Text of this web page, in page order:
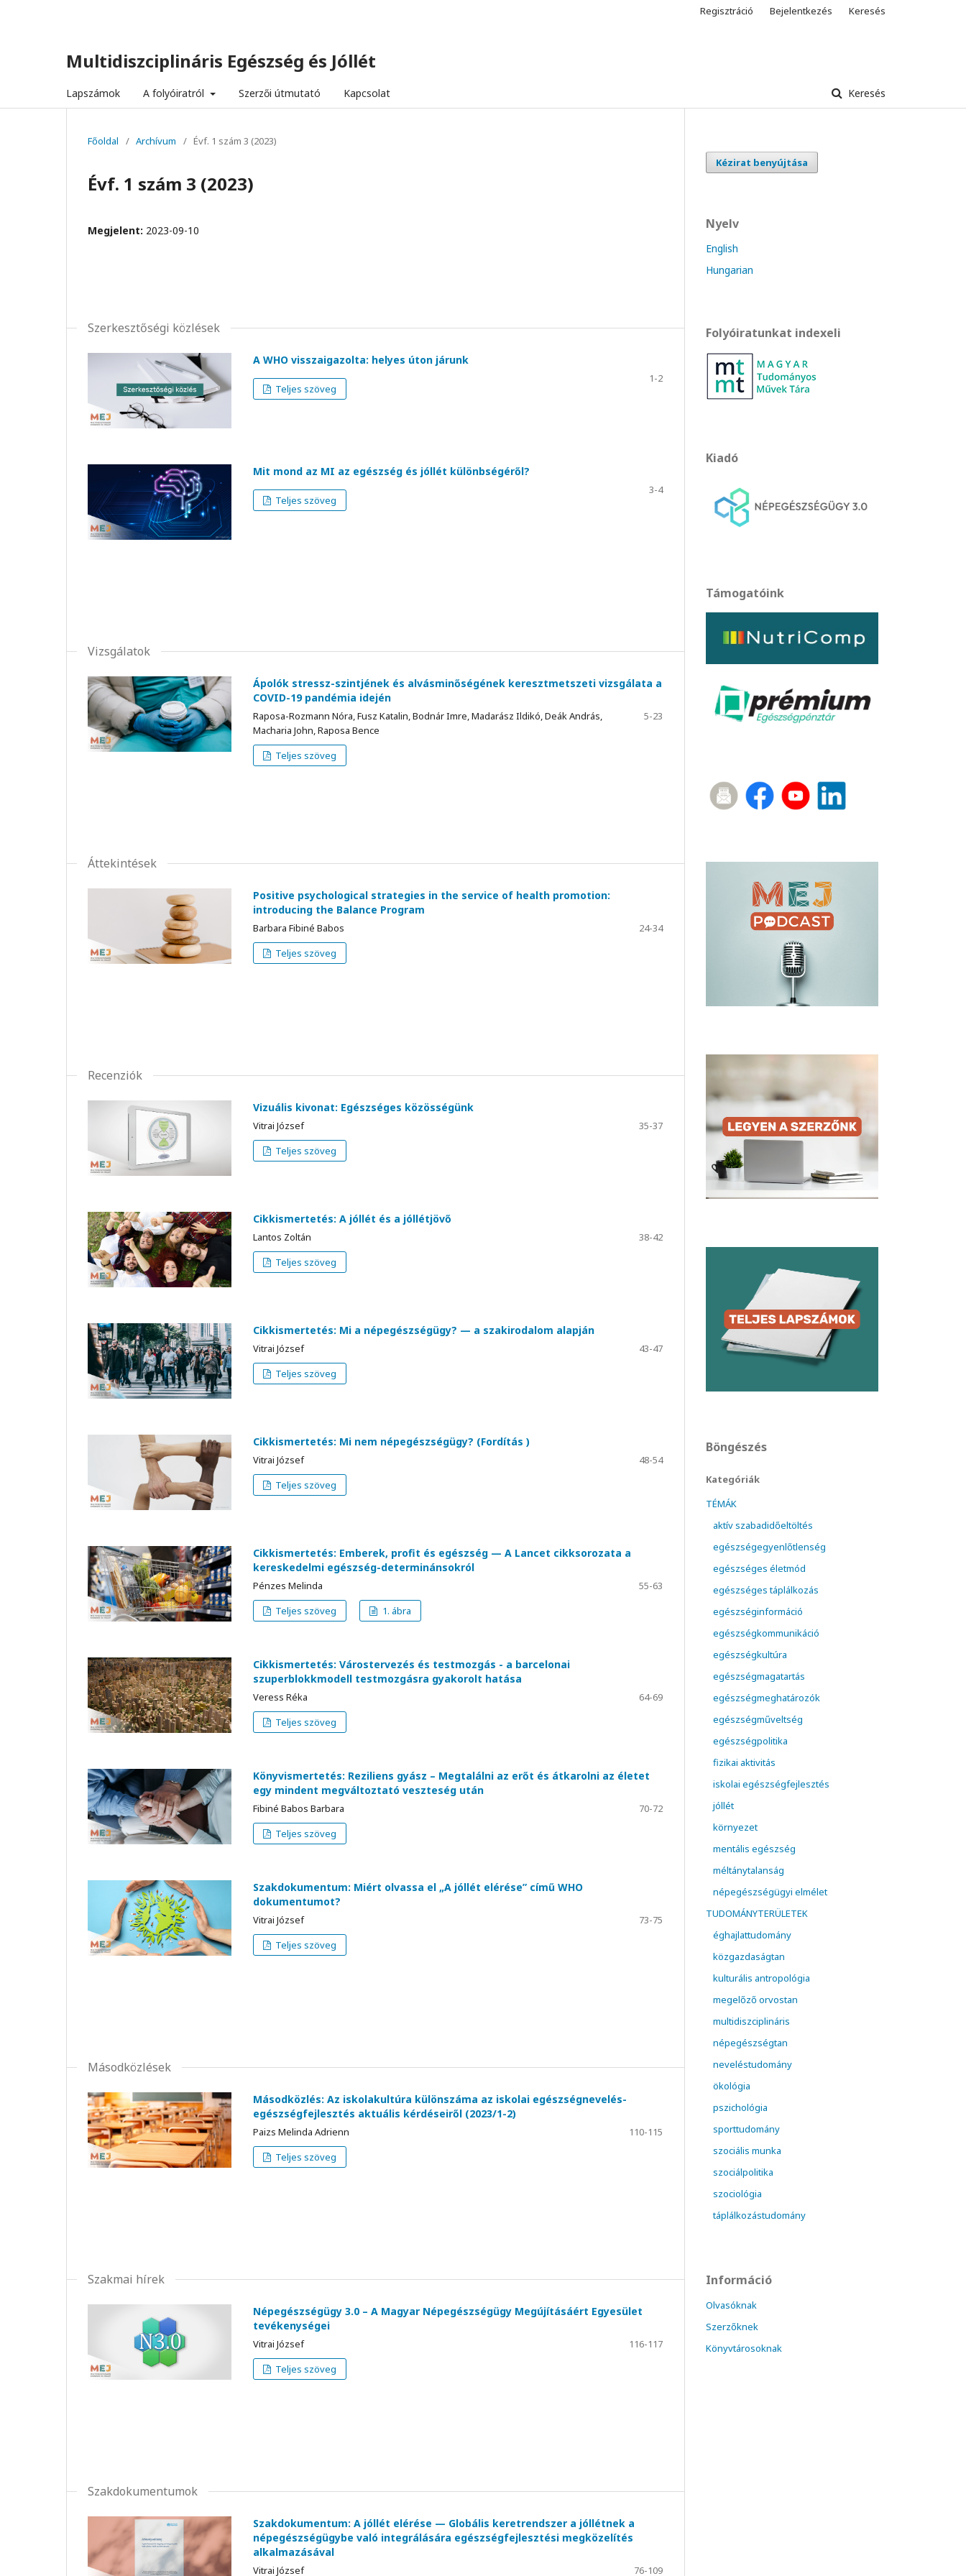
Multidiszciplináris Egészség és Jóllét
Lapszámok A folyóiratról Szerzői útmutató Kapcsolat Keresés
Regisztráció Bejelentkezés Keresés
Főoldal / Archívum / Évf. 1 szám 3 (2023)
Évf. 1 szám 3 (2023)
Megjelent: 2023-09-10
Szerkesztőségi közlések
A WHO visszaigazolta: helyes úton járunk
1-2
Teljes szöveg
Mit mond az MI az egészség és jóllét különbségéről?
3-4
Teljes szöveg
Vizsgálatok
Ápolók stressz-szintjének és alvásminőségének keresztmetszeti vizsgálata a
COVID-19 pandémia idején
Raposa-Rozmann Nóra, Fusz Katalin, Bodnár Imre, Madarász Ildikó, Deák András,
Macharia John, Raposa Bence
5-23
Teljes szöveg
Áttekintések
Positive psychological strategies in the service of health promotion:
introducing the Balance Program
Barbara Fibiné Babos
24-34
Teljes szöveg
Recenziók
Vizuális kivonat: Egészséges közösségünk
Vitrai József
35-37
Teljes szöveg
Cikkismertetés: A jóllét és a jóllétjövő
Lantos Zoltán
38-42
Teljes szöveg
Cikkismertetés: Mi a népegészségügy? — a szakirodalom alapján
Vitrai József
43-47
Teljes szöveg
Cikkismertetés: Mi nem népegészségügy? (Fordítás )
Vitrai József
48-54
Teljes szöveg
Cikkismertetés: Emberek, profit és egészség — A Lancet cikksorozata a
kereskedelmi egészség-determinánsokról
Pénzes Melinda
55-63
Teljes szöveg
1. ábra
Cikkismertetés: Várostervezés és testmozgás - a barcelonai
szuperblokkmodell testmozgásra gyakorolt hatása
Veress Réka
64-69
Teljes szöveg
Könyvismertetés: Reziliens gyász – Megtalálni az erőt és átkarolni az életet
egy mindent megváltoztató veszteség után
Fibiné Babos Barbara
70-72
Teljes szöveg
Szakdokumentum: Miért olvassa el „A jóllét elérése” című WHO
dokumentumot?
Vitrai József
73-75
Teljes szöveg
Másodközlések
Másodközlés: Az iskolakultúra különszáma az iskolai egészségnevelés-
egészségfejlesztés aktuális kérdéseiről (2023/1-2)
Paizs Melinda Adrienn
110-115
Teljes szöveg
Szakmai hírek
Népegészségügy 3.0 – A Magyar Népegészségügy Megújításáért Egyesület
tevékenységei
Vitrai József
116-117
Teljes szöveg
Szakdokumentumok
Szakdokumentum: A jóllét elérése — Globális keretrendszer a jóllétnek a
népegészségügybe való integrálására egészségfejlesztési megközelítés
alkalmazásával
Vitrai József 76-109
Kézirat benyújtása
Nyelv
English
Hungarian
Folyóiratunkat indexeli
Kiadó
Támogatóink
Böngészés
Kategóriák
TÉMÁK
aktív szabadidőeltöltés
egészségegyenlőtlenség
egészséges életmód
egészséges táplálkozás
egészséginformáció
egészségkommunikáció
egészségkultúra
egészségmagatartás
egészségmeghatározók
egészségműveltség
egészségpolitika
fizikai aktivitás
iskolai egészségfejlesztés
jóllét
környezet
mentális egészség
méltánytalanság
népegészségügyi elmélet
TUDOMÁNYTERÜLETEK
éghajlattudomány
közgazdaságtan
kulturális antropológia
megelőző orvostan
multidiszciplináris
népegészségtan
neveléstudomány
ökológia
pszichológia
sporttudomány
szociális munka
szociálpolitika
szociológia
táplálkozástudomány
Információ
Olvasóknak
Szerzőknek
Könyvtárosoknak